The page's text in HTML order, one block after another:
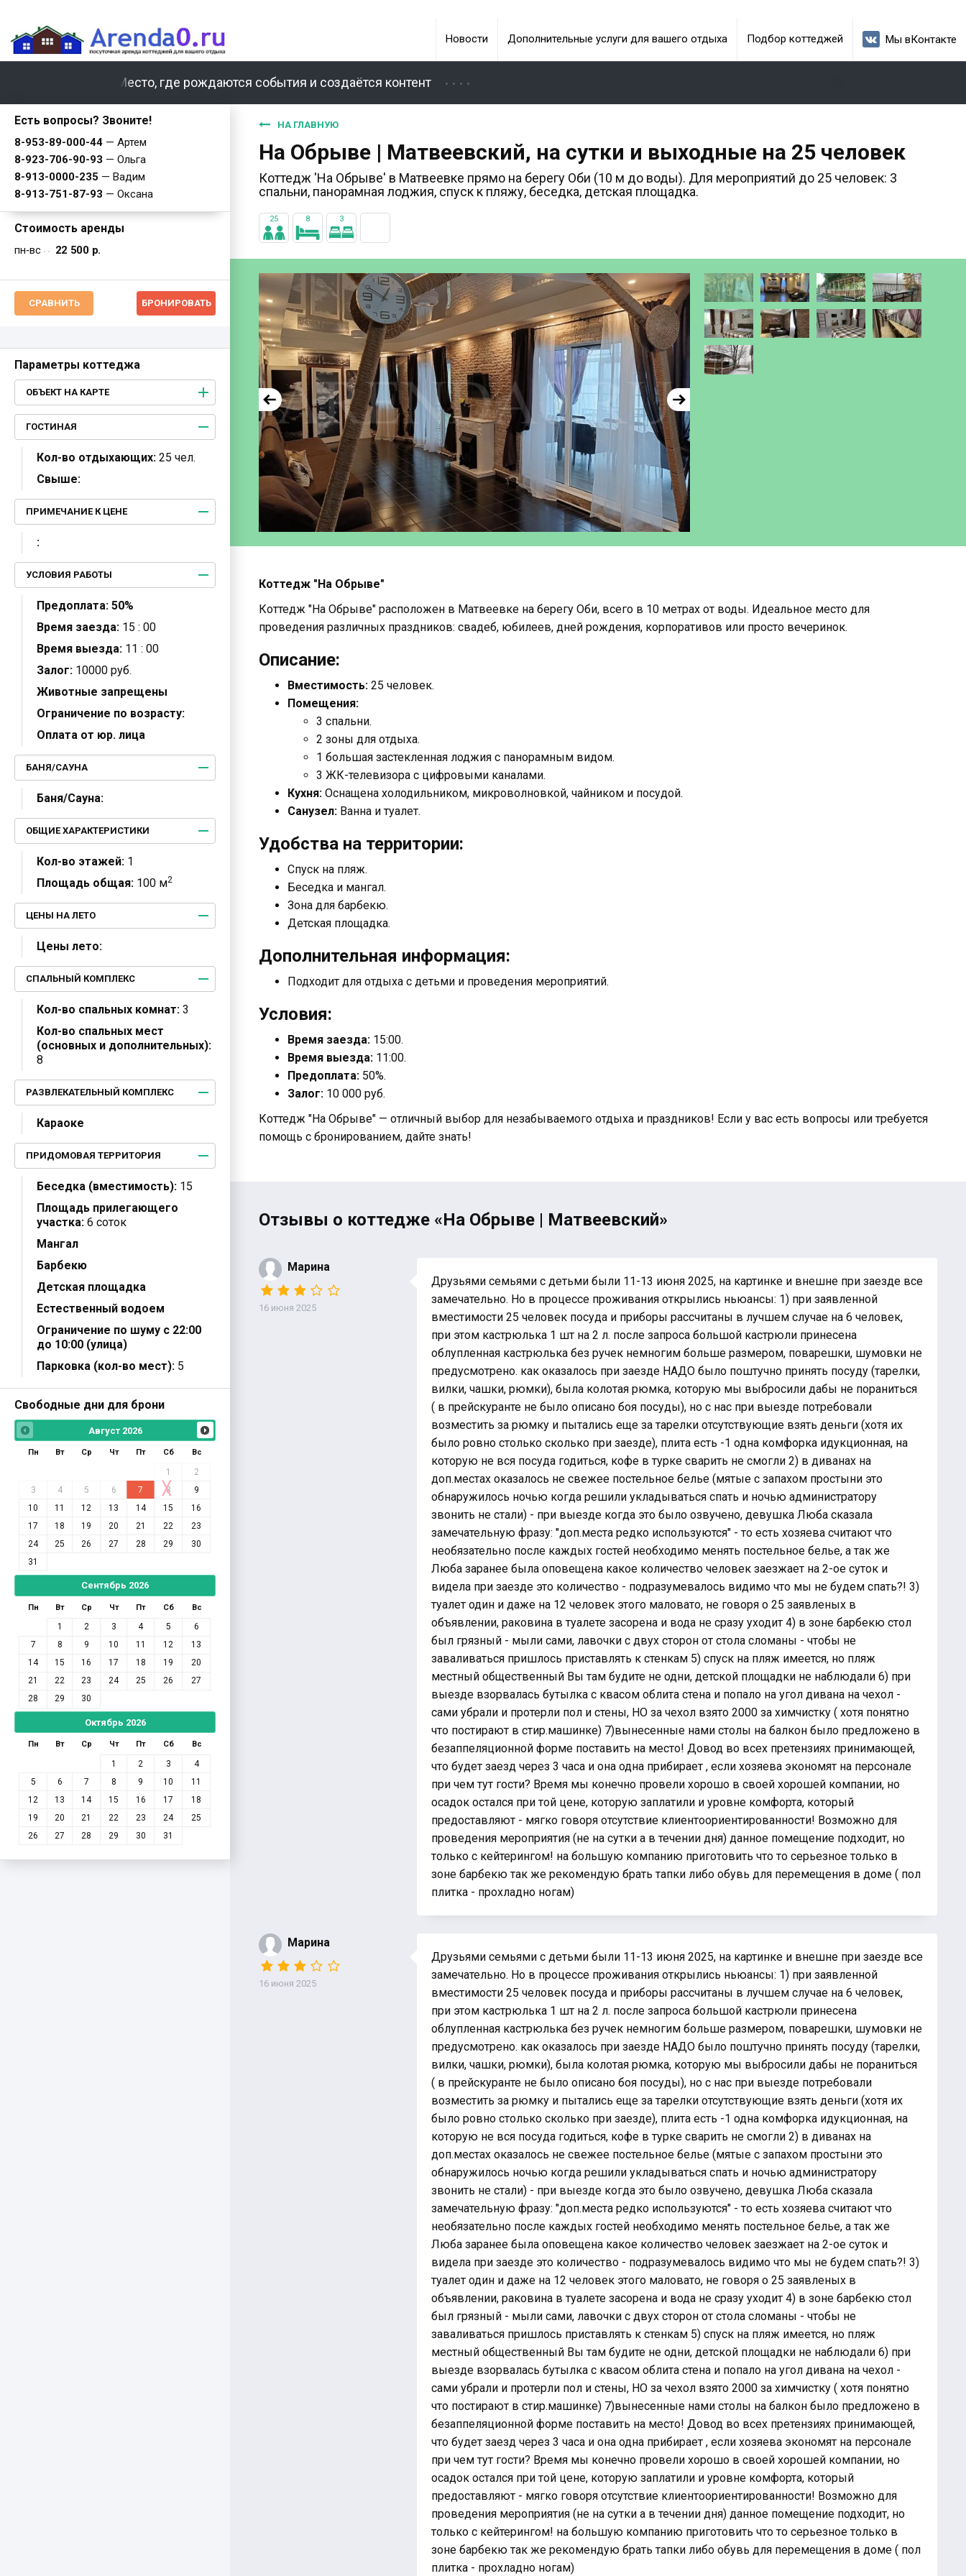
Новости Дополнительные услуги для вашего отдыха Подбор коттеджей Мы вКонтакте
Место, где рождаются события и создаётся контент
Есть вопросы? Звоните!
8-953-89-000-44 — Артем
8-923-706-90-93 — Ольга
8-913-0000-235 — Вадим
8-913-751-87-93 — Оксана
Стоимость аренды
пн‐вс 22 500 р.
СРАВНИТЬ БРОНИРОВАТЬ
Параметры коттеджа
ОБЪЕКТ НА КАРТЕ
ГОСТИНАЯ
Кол-во отдыхающих: 25 чел.
Свыше:
ПРИМЕЧАНИЕ К ЦЕНЕ
:
УСЛОВИЯ РАБОТЫ
Предоплата: 50%
Время заезда: 15 : 00
Время выезда: 11 : 00
Залог: 10000 руб.
Животные запрещены
Ограничение по возрасту:
Оплата от юр. лица
БАНЯ/САУНА
Баня/Сауна:
ОБЩИЕ ХАРАКТЕРИСТИКИ
Кол-во этажей: 1
Площадь общая: 100 м2
ЦЕНЫ НА ЛЕТО
Цены лето:
СПАЛЬНЫЙ КОМПЛЕКС
Кол-во спальных комнат: 3
Кол-во спальных мест
(основных и дополнительных):
8
РАЗВЛЕКАТЕЛЬНЫЙ КОМПЛЕКС
Караоке
ПРИДОМОВАЯ ТЕРРИТОРИЯ
Беседка (вместимость): 15
Площадь прилегающего
участка: 6 соток
Мангал
Барбекю
Детская площадка
Естественный водоем
Ограничение по шуму с 22:00
до 10:00 (улица)
Парковка (кол-во мест): 5
Свободные дни для брони
Август 2026
Пн Вт Ср Чт Пт Сб Вс
1
2
3
4 5 6 7 8
9
10
11 12 13 14 15
16
17
18 19 20 21 22
23
24
25 26 27 28 29
30
31
Сентябрь 2026
Пн Вт Ср Чт Пт Сб Вс
1 2 3 4 5
6
7
8 9 10 11 12
13
14
15 16 17 18 19
20
21
22 23 24 25 26
27
28
29 30
Октябрь 2026
Пн Вт Ср Чт Пт Сб Вс
1 2 3
4
5
6 7 8 9 10
11
12
13 14 15 16 17
18
19
20 21 22 23 24
25
26
27 28 29 30 31
НА ГЛАВНУЮ
На Обрыве | Матвеевский, на сутки и выходные на 25 человек
Коттедж 'На Обрыве' в Матвеевке прямо на берегу Оби (10 м до воды). Для мероприятий до 25 человек: 3
спальни, панорамная лоджия, спуск к пляжу, беседка, детская площадка.
25 8 3
Коттедж "На Обрыве"
Коттедж "На Обрыве" расположен в Матвеевке на берегу Оби, всего в 10 метрах от воды. Идеальное место для
проведения различных праздников: свадеб, юбилеев, дней рождения, корпоративов или просто вечеринок.
Описание:
Вместимость: 25 человек.
Помещения:
3 спальни.
2 зоны для отдыха.
1 большая застекленная лоджия с панорамным видом.
3 ЖК-телевизора с цифровыми каналами.
Кухня: Оснащена холодильником, микроволновкой, чайником и посудой.
Санузел: Ванна и туалет.
Удобства на территории:
Спуск на пляж.
Беседка и мангал.
Зона для барбекю.
Детская площадка.
Дополнительная информация:
Подходит для отдыха с детьми и проведения мероприятий.
Условия:
Время заезда: 15:00.
Время выезда: 11:00.
Предоплата: 50%.
Залог: 10 000 руб.
Коттедж "На Обрыве" — отличный выбор для незабываемого отдыха и праздников! Если у вас есть вопросы или требуется
помощь с бронированием, дайте знать!
Отзывы о коттедже «На Обрыве | Матвеевский»
Марина
16 июня 2025
Друзьями семьями с детьми были 11-13 июня 2025, на картинке и внешне при заезде все
замечательно. Но в процессе проживания открылись ньюансы: 1) при заявленной
вместимости 25 человек посуда и приборы рассчитаны в лучшем случае на 6 человек,
при этом кастрюлька 1 шт на 2 л. после запроса большой кастрюли принесена
облупленная кастрюлька без ручек немногим больше размером, поварешки, шумовки не
предусмотрено. как оказалось при заезде НАДО было поштучно принять посуду (тарелки,
вилки, чашки, рюмки), была колотая рюмка, которую мы выбросили дабы не пораниться
( в прейскуранте не было описано боя посуды), но с нас при выезде потребовали
возместить за рюмку и пытались еще за тарелки отсутствующие взять деньги (хотя их
было ровно столько сколько при заезде), плита есть -1 одна комфорка идукционная, на
которую не вся посуда годиться, кофе в турке сварить не смогли 2) в диванах на
доп.местах оказалось не свежее постельное белье (мятые с запахом простыни это
обнаружилось ночью когда решили укладываться спать и ночью администратору
звонить не стали) - при выезде когда это было озвучено, девушка Люба сказала
замечательную фразу: "доп.места редко используются" - то есть хозяева считают что
необязательно после каждых гостей необходимо менять постельное белье, а так же
Люба заранее была оповещена какое количество человек заезжает на 2-ое суток и
видела при заезде это количество - подразумевалось видимо что мы не будем спать?! 3)
туалет один и даже на 12 человек этого маловато, не говоря о 25 заявленых в
объявлении, раковина в туалете засорена и вода не сразу уходит 4) в зоне барбекю стол
был грязный - мыли сами, лавочки с двух сторон от стола сломаны - чтобы не
заваливаться пришлось приставлять к стенкам 5) спуск на пляж имеется, но пляж
местный общественный Вы там будите не одни, детской площадки не наблюдали 6) при
выезде взорвалась бутылка с квасом облита стена и попало на угол дивана на чехол -
сами убрали и протерли пол и стены, НО за чехол взято 2000 за химчистку ( хотя понятно
что постирают в стир.машинке) 7)вынесенные нами столы на балкон было предложено в
безаппеляционной форме поставить на место! Довод во всех претензиях принимающей,
что будет заезд через 3 часа и она одна прибирает , если хозяева экономят на персонале
при чем тут гости? Время мы конечно провели хорошо в своей хорошей компании, но
осадок остался при той цене, которую заплатили и уровне комфорта, который
предоставляют - мягко говоря отсутствие клиентоориентированности! Возможно для
проведения мероприятия (не на сутки а в течении дня) данное помещение подходит, но
только с кейтерингом! на большую компанию приготовить что то серьезное только в
зоне барбекю так же рекомендую брать тапки либо обувь для перемещения в доме ( пол
плитка - прохладно ногам)
Марина
16 июня 2025
Друзьями семьями с детьми были 11-13 июня 2025, на картинке и внешне при заезде все
замечательно. Но в процессе проживания открылись ньюансы: 1) при заявленной
вместимости 25 человек посуда и приборы рассчитаны в лучшем случае на 6 человек,
при этом кастрюлька 1 шт на 2 л. после запроса большой кастрюли принесена
облупленная кастрюлька без ручек немногим больше размером, поварешки, шумовки не
предусмотрено. как оказалось при заезде НАДО было поштучно принять посуду (тарелки,
вилки, чашки, рюмки), была колотая рюмка, которую мы выбросили дабы не пораниться
( в прейскуранте не было описано боя посуды), но с нас при выезде потребовали
возместить за рюмку и пытались еще за тарелки отсутствующие взять деньги (хотя их
было ровно столько сколько при заезде), плита есть -1 одна комфорка идукционная, на
которую не вся посуда годиться, кофе в турке сварить не смогли 2) в диванах на
доп.местах оказалось не свежее постельное белье (мятые с запахом простыни это
обнаружилось ночью когда решили укладываться спать и ночью администратору
звонить не стали) - при выезде когда это было озвучено, девушка Люба сказала
замечательную фразу: "доп.места редко используются" - то есть хозяева считают что
необязательно после каждых гостей необходимо менять постельное белье, а так же
Люба заранее была оповещена какое количество человек заезжает на 2-ое суток и
видела при заезде это количество - подразумевалось видимо что мы не будем спать?! 3)
туалет один и даже на 12 человек этого маловато, не говоря о 25 заявленых в
объявлении, раковина в туалете засорена и вода не сразу уходит 4) в зоне барбекю стол
был грязный - мыли сами, лавочки с двух сторон от стола сломаны - чтобы не
заваливаться пришлось приставлять к стенкам 5) спуск на пляж имеется, но пляж
местный общественный Вы там будите не одни, детской площадки не наблюдали 6) при
выезде взорвалась бутылка с квасом облита стена и попало на угол дивана на чехол -
сами убрали и протерли пол и стены, НО за чехол взято 2000 за химчистку ( хотя понятно
что постирают в стир.машинке) 7)вынесенные нами столы на балкон было предложено в
безаппеляционной форме поставить на место! Довод во всех претензиях принимающей,
что будет заезд через 3 часа и она одна прибирает , если хозяева экономят на персонале
при чем тут гости? Время мы конечно провели хорошо в своей хорошей компании, но
осадок остался при той цене, которую заплатили и уровне комфорта, который
предоставляют - мягко говоря отсутствие клиентоориентированности! Возможно для
проведения мероприятия (не на сутки а в течении дня) данное помещение подходит, но
только с кейтерингом! на большую компанию приготовить что то серьезное только в
зоне барбекю так же рекомендую брать тапки либо обувь для перемещения в доме ( пол
плитка - прохладно ногам)